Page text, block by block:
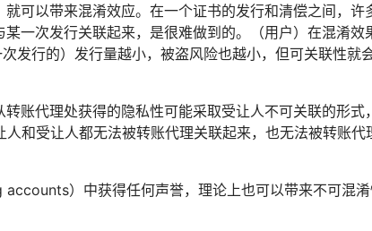
可以带来混淆效应。在一个证书的发行和清偿之间，许
一次发行关联起来，是很难做到的。（用户）在混淆效
发行的）发行量越小，被盗风险也越小，但可关联性就
账代理处获得的隐私性可能采取受让人不可关联的形式
和受让人都无法被转账代理关联起来，也无法被转账代
）中获得任何声誉，理论上也可以带来不可混